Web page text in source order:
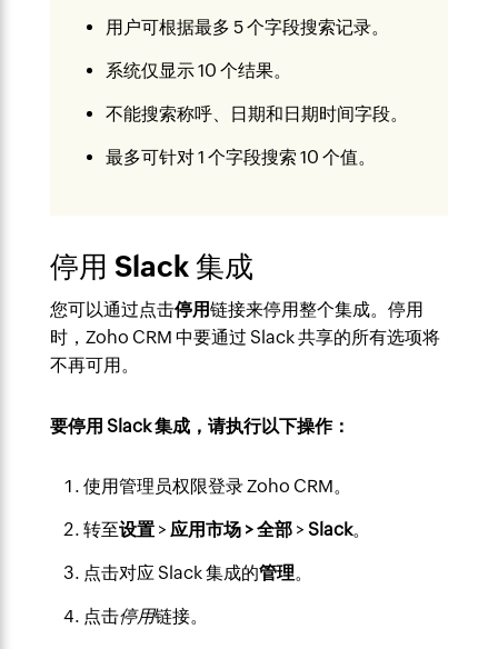
用户可根据最多 5 个字段搜索记录。
系统仅显示 10 个结果。
不能搜索称呼、日期和日期时间字段。
最多可针对 1 个字段搜索 10 个值。
停用 Slack 集成
您可以通过点击停用链接来停用整个集成。停用
时，Zoho CRM 中要通过 Slack 共享的所有选项将
不再可用。
要停用 Slack 集成，请执行以下操作：
使用管理员权限登录 Zoho CRM。
转至设置> 应用市场 > 全部> Slack。
点击对应 Slack 集成的管理。
点击停用链接。